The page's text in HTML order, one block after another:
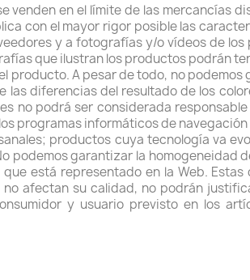
venden en el límite de las mercancías
con el mayor rigor posible las
y a fotografías y/o vídeos de
que ilustran los productos podrán
producto. A pesar de todo, no
las diferencias del resultado de los
no podrá ser considerada
programas informáticos de
productos cuya tecnología va
podemos garantizar la homogeneidad
está representado en la Web.
afectan su calidad, no podrán
y usuario previsto en los